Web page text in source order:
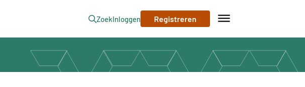
ZoekInloggen Registreren